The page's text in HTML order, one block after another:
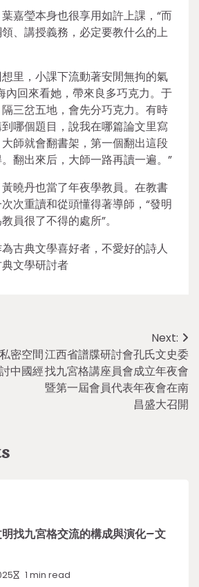
嘉瑩本身也很享用如許上課，“而
、講授義務，必定要教什么的上
里，小課下流動著安閒無拘的氣
內回來看她，帶來良多巧克力。于
三岔五地，會先分巧克力。有時
哪個題目，說我在哪篇論文里寫
師就會翻書架，第一個翻出這段
翻出來后，大師一路再讀一遍。”
曉丹也當了年夜學教員。在教書
次重讀和從頭懂得著導師，“發明
員很了不得的處所”。
古典文學喜好者，不愛好的詩人
文學研討者
密空間
中國經
Next:
江西省譜牒研討會孔氏文史委
找九宮格講座員會成立年夜會
暨第一屆會員代表年夜會在南
昌盛大召開
找九宮格交流的構成與演化–文
1 min read